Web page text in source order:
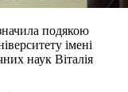
подякою
імені
наук Віталія